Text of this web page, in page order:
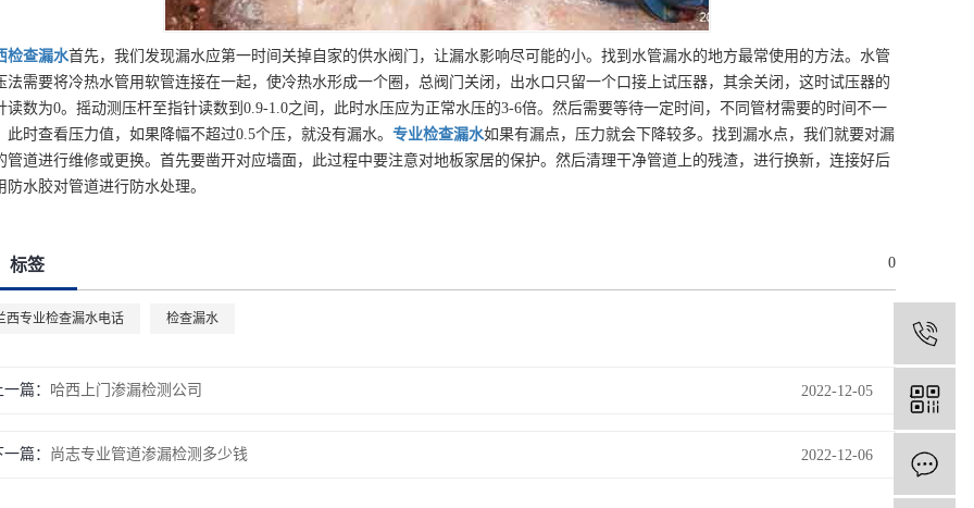
检查漏水首先，我们发现漏水应第一时间关掉自家的供水阀门，让漏水影响尽可能的小。找到水管漏水的地方最常使用的方法。水管
法需要将冷热水管用软管连接在一起，使冷热水形成一个圈，总阀门关闭，出水口只留一个口接上试压器，其余关闭，这时试压器的
读数为0。摇动测压杆至指针读数到0.9-1.0之间，此时水压应为正常水压的3-6倍。然后需要等待一定时间，不同管材需要的时间不一
此时查看压力值，如果降幅不超过0.5个压，就没有漏水。 专业检查漏水如果有漏点，压力就会下降较多。找到漏水点，我们就要对漏
管道进行维修或更换。首先要凿开对应墙面，此过程中要注意对地板家居的保护。然后清理干净管道上的残渣，进行换新，连接好后
防水胶对管道进行防水处理。
标签 0
西专业检查漏水电话 检查漏水
篇： 哈西上门渗漏检测公司 2022-12-05
篇： 尚志专业管道渗漏检测多少钱 2022-12-06